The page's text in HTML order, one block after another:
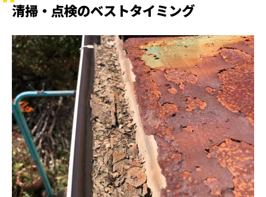
清掃・点検のベストタイミング